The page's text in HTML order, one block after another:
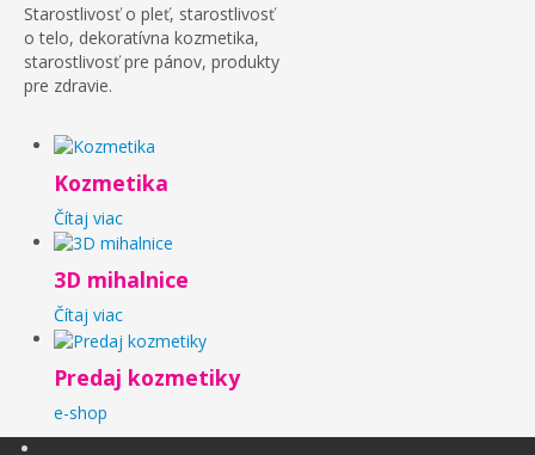
Starostlivosť o pleť, starostlivosť
o telo, dekoratívna kozmetika,
starostlivosť pre pánov, produkty
pre zdravie.
Kozmetika
Čítaj viac
3D mihalnice
Čítaj viac
Predaj kozmetiky
e-shop